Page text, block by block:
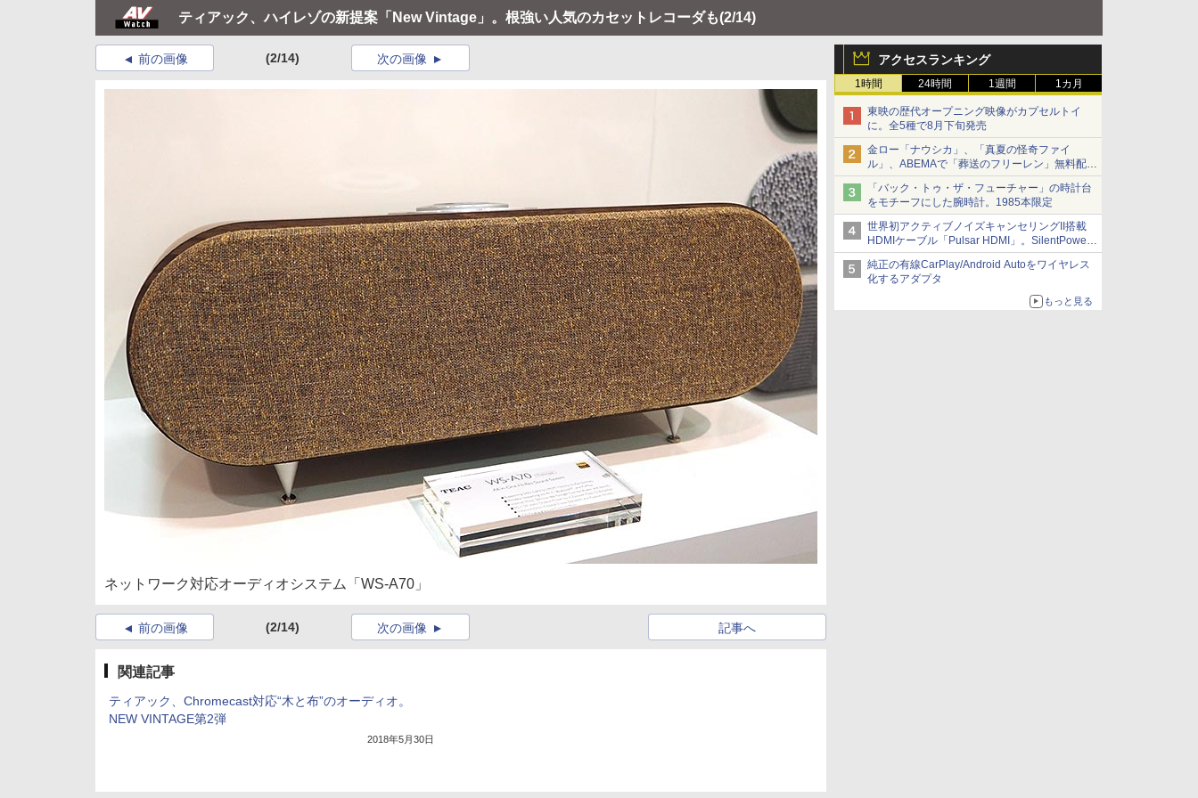
ティアック、ハイレゾの新提案「New Vintage」。根強い人気のカセットレコーダも(2/14)
アクセスランキング
1時間 24時間 1週間 1カ月
東映の歴代オープニング映像がカプセルトイ
に。全5種で8月下旬発売
金ロー「ナウシカ」、「真夏の怪奇ファイ
ル」、ABEMAで「葬送のフリーレン」無料配信
など。夏の特番・配信情報
「バック・トゥ・ザ・フューチャー」の時計台
をモチーフにした腕時計。1985本限定
世界初アクティブノイズキャンセリングII搭載
HDMIケーブル「Pulsar HDMI」。SilentPower
から
純正の有線CarPlay/Android Autoをワイヤレス
化するアダプタ
もっと見る
前の画像 (2/14) 次の画像
ネットワーク対応オーディオシステム「WS-A70」
前の画像 (2/14) 記事へ
次の画像
関連記事
ティアック、Chromecast対応“木と布”のオーディオ。
NEW VINTAGE第2弾
2018年5月30日